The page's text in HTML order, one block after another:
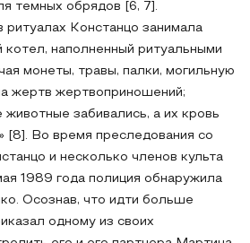
темных обрядов [6, 7].
ритуалах Констанцо занимала
котел, наполненный ритуальными
монеты, травы, палки, могильную
жертв жертвоприношений;
животные забивались, а их кровь
[8]. Во время преследования со
и несколько членов культа
1989 года полиция обнаружила
Осознав, что идти больше
одному из своих